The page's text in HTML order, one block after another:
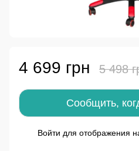
4 699 грн 5 498
Сообщить,
Войти для отображения